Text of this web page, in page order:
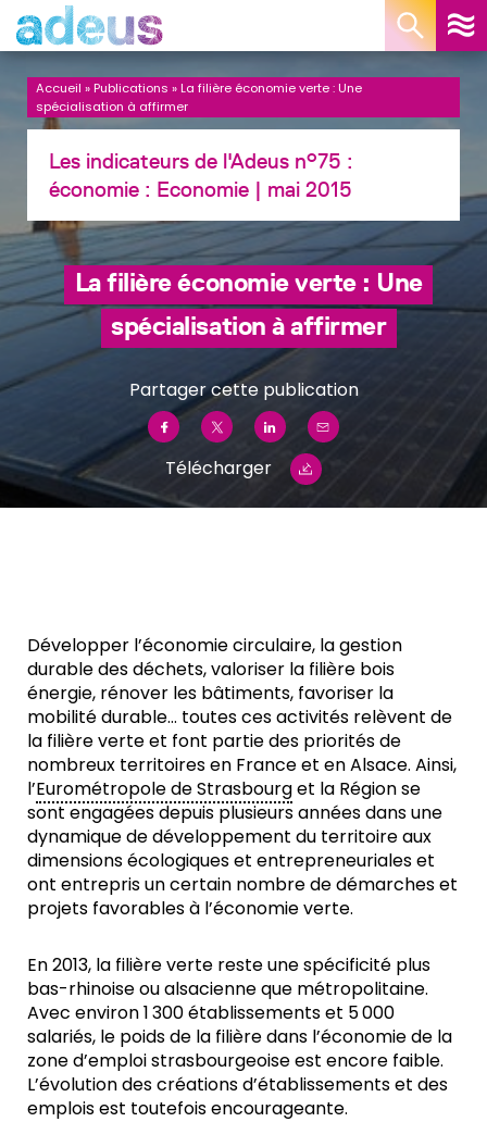
Accueil »Publications »La filière économie verte : Une
spécialisation à affirmer
Les indicateurs de l'Adeus n°75 :
économie : Economie | mai 2015
La filière économie verte : Une
spécialisation à affirmer
Partager cette publication
Télécharger
Développer l’économie circulaire, la gestion
durable des déchets, valoriser la filière bois
énergie, rénover les bâtiments, favoriser la
mobilité durable… toutes ces activités relèvent de
la filière verte et font partie des priorités de
nombreux territoires en France et en Alsace. Ainsi,
l’Eurométropole de Strasbourget la Région se
sont engagées depuis plusieurs années dans une
dynamique de développement du territoire aux
dimensions écologiques et entrepreneuriales et
ont entrepris un certain nombre de démarches et
projets favorables à l’économie verte.
En 2013, la filière verte reste une spécificité plus
bas-rhinoise ou alsacienne que métropolitaine.
Avec environ 1 300 établissements et 5 000
salariés, le poids de la filière dans l’économie de la
zone d’emploi strasbourgeoise est encore faible.
L’évolution des créations d’établissements et des
emplois est toutefois encourageante.
Panneau de gestion des cookies